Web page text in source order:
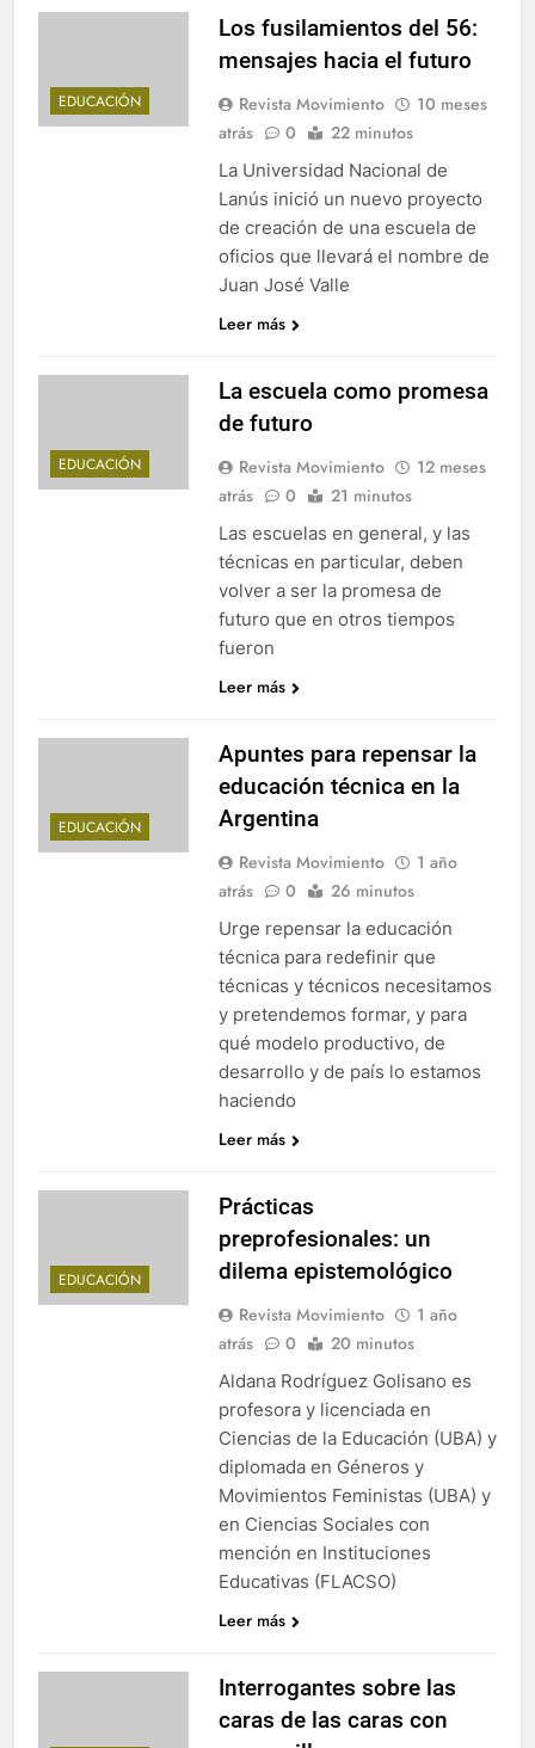
EDUCACIÓN
Los fusilamientos del 56:
mensajes hacia el futuro
Revista Movimiento
10 meses
atrás
0 22 minutos
La Universidad Nacional de
Lanús inició un nuevo proyecto
de creación de una escuela de
oficios que llevará el nombre de
Juan José Valle
Leer más
EDUCACIÓN
La escuela como promesa
de futuro
Revista Movimiento
12 meses
atrás
0 21 minutos
Las escuelas en general, y las
técnicas en particular, deben
volver a ser la promesa de
futuro que en otros tiempos
fueron
Leer más
EDUCACIÓN
Apuntes para repensar la
educación técnica en la
Argentina
Revista Movimiento
1 año
atrás
0 26 minutos
Urge repensar la educación
técnica para redefinir que
técnicas y técnicos necesitamos
y pretendemos formar, y para
qué modelo productivo, de
desarrollo y de país lo estamos
haciendo
Leer más
EDUCACIÓN
Prácticas
preprofesionales: un
dilema epistemológico
Revista Movimiento
1 año
atrás
0 20 minutos
Aldana Rodríguez Golisano es
profesora y licenciada en
Ciencias de la Educación (UBA) y
diplomada en Géneros y
Movimientos Feministas (UBA) y
en Ciencias Sociales con
mención en Instituciones
Educativas (FLACSO)
Leer más
Interrogantes sobre las
caras de las caras con